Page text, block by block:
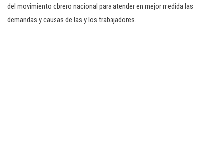
del movimiento obrero nacional para atender en mejor medida las
demandas y causas de las y los trabajadores.